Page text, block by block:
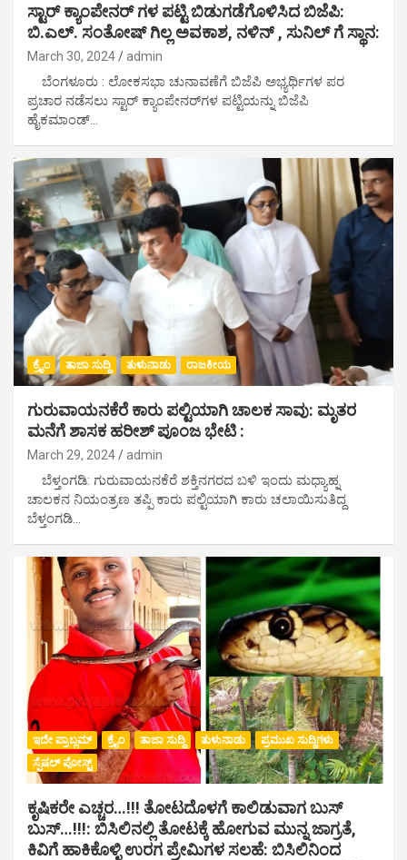
ಸ್ಟಾರ್ ಕ್ಯಾಂಪೇನರ್ ಗಳ ಪಟ್ಟಿ ಬಿಡುಗಡೆಗೊಳಿಸಿದ ಬಿಜೆಪಿ:
ಬಿ.ಎಲ್. ಸಂತೋಷ್ ಗಿಲ್ಲ ಅವಕಾಶ, ನಳಿನ್ , ಸುನಿಲ್ ಗೆ ಸ್ಥಾನ:
March 30, 2024 admin
ಬೆಂಗಳೂರು : ಲೋಕಸಭಾ ಚುನಾವಣೆಗೆ ಬಿಜೆಪಿ ಅಭ್ಯರ್ಥಿಗಳ ಪರ
ಪ್ರಚಾರ ನಡೆಸಲು ಸ್ಟಾರ್ ಕ್ಯಾಂಪೇನರ್​ಗಳ ಪಟ್ಟಿಯನ್ನು ಬಿಜೆಪಿ
ಹೈಕಮಾಂಡ್…
ಕ್ರೈಂ ತಾಜಾ ಸುದ್ದಿ ತುಳುನಾಡು ರಾಜಕೀಯ
ಗುರುವಾಯನಕೆರೆ ಕಾರು ಪಲ್ಟಿಯಾಗಿ ಚಾಲಕ ಸಾವು: ಮೃತರ
ಮನೆಗೆ ಶಾಸಕ ಹರೀಶ್ ಪೂಂಜ ಭೇಟಿ :
March 29, 2024 admin
ಬೆಳ್ತಂಗಡಿ: ಗುರುವಾಯನಕೆರೆ ಶಕ್ತಿನಗರದ ಬಳಿ ಇಂದು ಮಧ್ಯಾಹ್ನ
ಚಾಲಕನ ನಿಯಂತ್ರಣ ತಪ್ಪಿ ಕಾರು ಪಲ್ಟಿಯಾಗಿ ಕಾರು ಚಲಾಯಿಸುತಿದ್ದ
ಬೆಳ್ತಂಗಡಿ…
ಇದೇ ಪ್ರಾಬ್ಲಮ್ ಕ್ರೈಂ ತಾಜಾ ಸುದ್ದಿ ತುಳುನಾಡು
ಪ್ರಮುಖ ಸುದ್ದಿಗಳು
ಸ್ಪೆಷಲ್ ಪೋಸ್ಟ್
ಕೃಷಿಕರೇ ಎಚ್ಚರ…!!! ತೋಟದೊಳಗೆ ಕಾಲಿಡುವಾಗ ಬುಸ್
ಬುಸ್…!!!: ಬಿಸಿಲಿನಲ್ಲಿ ತೋಟಕ್ಕೆ ಹೋಗುವ ಮುನ್ನ ಜಾಗ್ರತೆ,
ಕಿವಿಗೆ ಹಾಕಿಕೊಳ್ಳಿ ಉರಗ ಪ್ರೇಮಿಗಳ ಸಲಹೆ: ಬಿಸಿಲಿನಿಂದ